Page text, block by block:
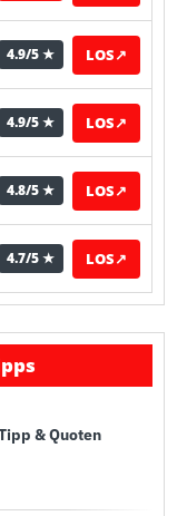
4.9/5 ★ LOS↗
4.9/5 ★ LOS↗
4.8/5 ★ LOS↗
4.7/5 ★ LOS↗
& Quoten